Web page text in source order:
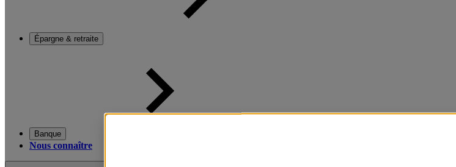
Épargne & retraite
Banque
Nous connaître